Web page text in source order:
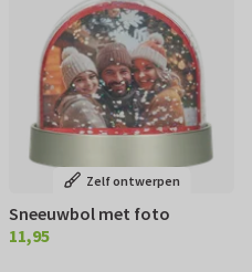
Zelf ontwerpen
Sneeuwbol met foto
€ 11,95
11,95